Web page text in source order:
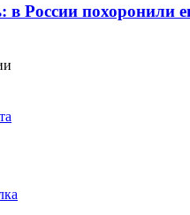
в России похоронили